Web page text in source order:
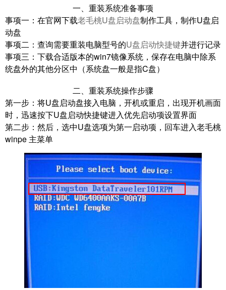
一、重装系统准备事项
事项一： 在官网下载老毛桃U盘启动盘制作工具，制作U盘启
动盘
事项二： 查询需要重装电脑型号的U盘启动快捷键并进行记录
事项三： 下载合适版本的win7镜像系统，保存在电脑中除系
统盘外的其他分区中（系统盘一般是指C盘）
二、重装系统操作步骤
第一步： 将U盘启动盘接入电脑，开机或重启，出现开机画面
时，迅速按下U盘启动快捷键进入优先启动项设置界面
第二步： 然后，选中U盘选项为第一启动项，回车进入老毛桃
winpe 主菜单